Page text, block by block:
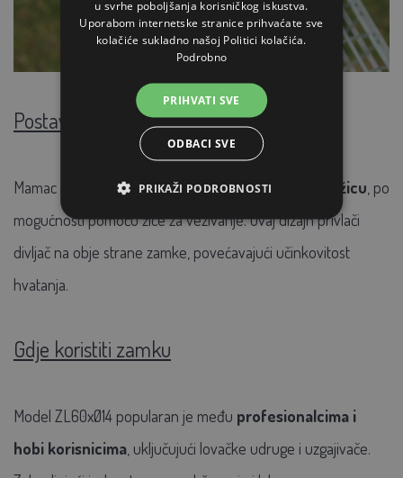
Postavljanje i korištenje mamaca
Mamac se fiksira u sredini kaveza izravno na mrežicu , po
mogućnosti pomoću žice za vezivanje. Ovaj dizajn privlači
divljač na obje strane zamke, povećavajući učinkovitost
hvatanja.
Gdje koristiti zamku
Model ZL60xØ14 popularan je među profesionalcima i
hobi korisnicima , uključujući lovačke udruge i uzgajivače.
u svrhe poboljšanja korisničkog iskustva.
Uporabom internetske stranice prihvaćate sve
kolačiće sukladno našoj Politici kolačića.
Podrobno
PRIHVATI SVE
ODBACI SVE
PRIKAŽI PODROBNOSTI